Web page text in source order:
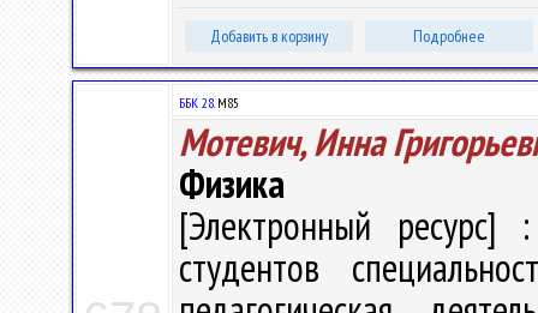
Добавить в корзину Подробнее
ББК 28.М85
Мотевич, Инна
Физика
[Электронный ресурс]
студентов